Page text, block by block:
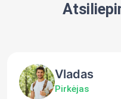
Vladas
Pirkėjas